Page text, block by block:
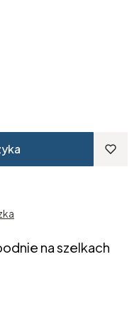
na szelkach